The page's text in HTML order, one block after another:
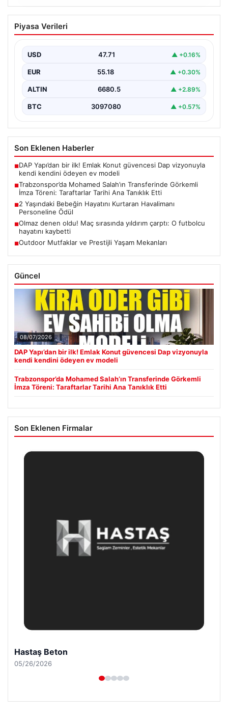
06.08.2026
Trabzonspor’da Mohamed Salah’ın
Transferinde Görkemli İmza Töreni:
Trabzonspor, dünya futbolunun yıldız isimlerinden
yaşıyor. Yoğun ilgiyle karşılanan…
Piyasa Verileri
USD 47.71 ▲ +0.16%
EUR 55.18 ▲ +0.30%
ALTIN 6680.5 ▲ +2.89%
BTC 3097080 ▲ +0.57%
Son Eklenen Haberler
■DAP Yapı’dan bir ilk! Emlak Konut güvencesi Dap vizyonuyla
kendi kendini ödeyen ev modeli
■Trabzonspor’da Mohamed Salah’ın Transferinde Görkemli
İmza Töreni: Taraftarlar Tarihi Ana Tanıklık Etti
■2 Yaşındaki Bebeğin Hayatını Kurtaran Havalimanı
Personeline Ödül
■Olmaz denen oldu! Maç sırasında yıldırım çarptı: O futbolcu
hayatını kaybetti
■Outdoor Mutfaklar ve Prestijli Yaşam Mekanları
Güncel
08/07/2026
DAP Yapı’dan bir ilk! Emlak Konut güvencesi Dap vizyonuyla
kendi kendini ödeyen ev modeli
Trabzonspor’da Mohamed Salah’ın Transferinde Görkemli
İmza Töreni: Taraftarlar Tarihi Ana Tanıklık Etti
Son Eklenen Firmalar
Hastaş Beton
05/26/2026